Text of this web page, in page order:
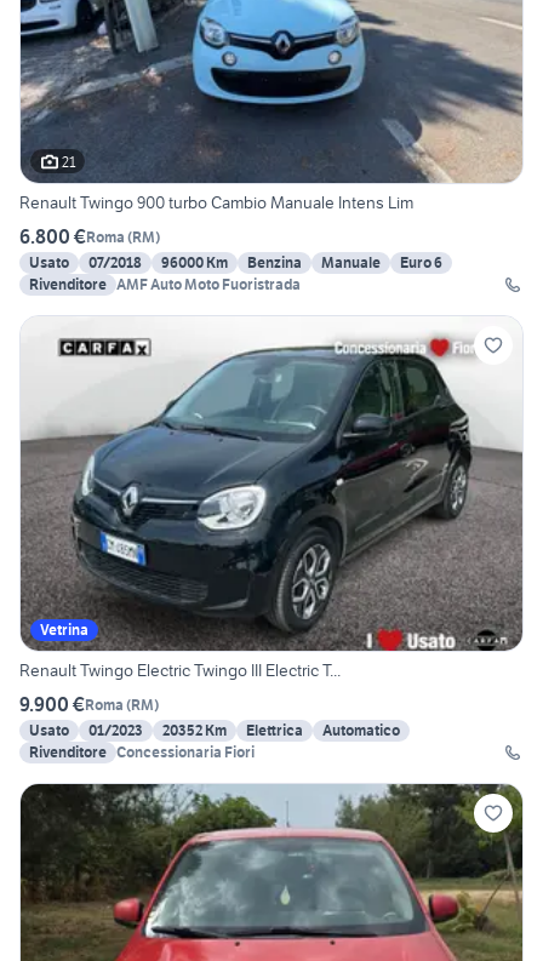
21
Renault Twingo 900 turbo Cambio Manuale Intens Lim
6.800 €Roma (RM)
Usato
07/2018 96000 Km Benzina Manuale
Euro 6
Rivenditore AMF Auto Moto Fuoristrada
Vetrina
Renault Twingo Electric Twingo III Electric T...
9.900 €Roma (RM)
Usato
01/2023 20352 Km Elettrica
Automatico
Rivenditore Concessionaria Fiori